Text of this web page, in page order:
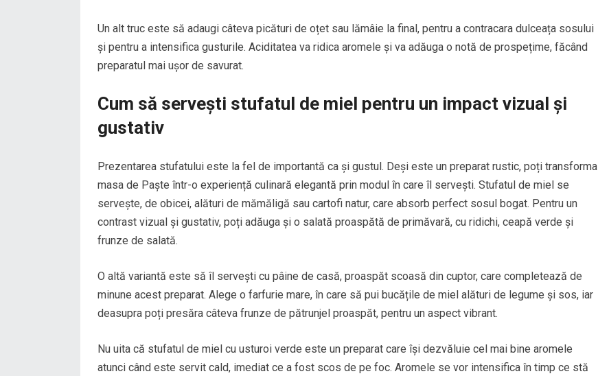
Un alt truc este să adaugi câteva picături de oțet sau lămâie la final, pentru a contracara dulceața sosului
și pentru a intensifica gusturile. Aciditatea va ridica aromele și va adăuga o notă de prospețime, făcând
preparatul mai ușor de savurat.
Cum să servești stufatul de miel pentru un impact vizual și
gustativ
Prezentarea stufatului este la fel de importantă ca și gustul. Deși este un preparat rustic, poți transforma
masa de Paște într-o experiență culinară elegantă prin modul în care îl servești. Stufatul de miel se
servește, de obicei, alături de mămăligă sau cartofi natur, care absorb perfect sosul bogat. Pentru un
contrast vizual și gustativ, poți adăuga și o salată proaspătă de primăvară, cu ridichi, ceapă verde și
frunze de salată.
O altă variantă este să îl servești cu pâine de casă, proaspăt scoasă din cuptor, care completează de
minune acest preparat. Alege o farfurie mare, în care să pui bucățile de miel alături de legume și sos, iar
deasupra poți presăra câteva frunze de pătrunjel proaspăt, pentru un aspect vibrant.
Nu uita că stufatul de miel cu usturoi verde este un preparat care își dezvăluie cel mai bine aromele
atunci când este servit cald, imediat ce a fost scos de pe foc. Aromele se vor intensifica în timp ce stă